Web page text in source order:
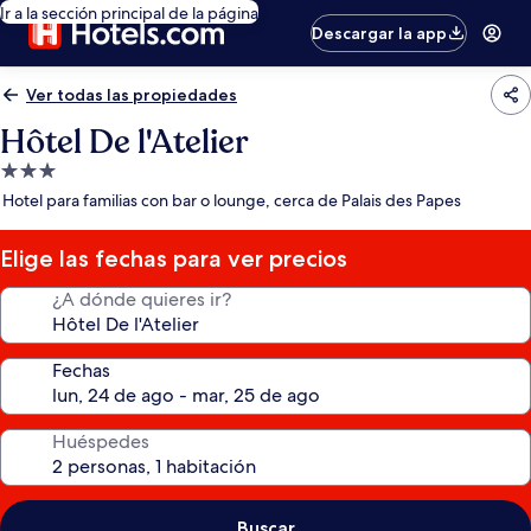
Ir a la sección principal de la página
Descargar la app
Ver todas las propiedades
Hôtel De l'Atelier
Propiedad
de
estrellas
Hotel para familias con bar o lounge, cerca de Palais des Papes
Elige las fechas para ver precios
¿A dónde quieres ir?
Fechas
Huéspedes